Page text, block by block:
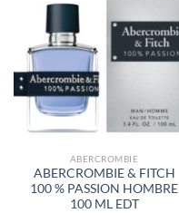
LISTA
DE
ABERCROMBIE
ABERCROMBIE & FITCH
100 % PASSION HOMBRE
100 ML EDT